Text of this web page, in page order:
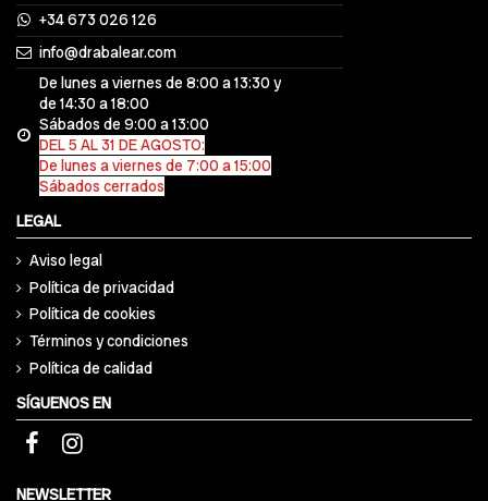
+34 673 026 126
info@drabalear.com
De lunes a viernes de 8:00 a 13:30 y
de 14:30 a 18:00
Sábados de 9:00 a 13:00
DEL 5 AL 31 DE AGOSTO:
De lunes a viernes de 7:00 a 15:00
Sábados cerrados
LEGAL
Aviso legal
Política de privacidad
Política de cookies
Términos y condiciones
Política de calidad
SÍGUENOS EN
NEWSLETTER